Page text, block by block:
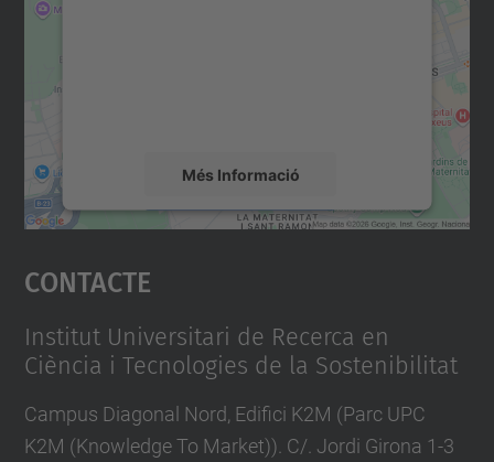
Més Informació
Accepta
powered by
Contacte
Institut Universitari de Recerca en
Ciència i Tecnologies de la Sostenibilitat
Campus Diagonal Nord, Edifici K2M (Parc UPC
K2M (Knowledge To Market)). C/. Jordi Girona 1-3